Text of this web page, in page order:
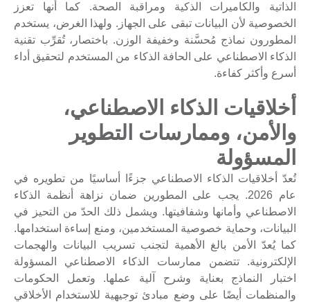
الذاتية والكاميرات الذكية ومراقبة الصحة. كما أنها تعزز
الخصوصية لأن البيانات تبقى على الجهاز. ولهذا الغرض، يستخدم
المطورون نماذج مُحسَّنة وخفيفة الوزن. باختصار، تُقرِّب تقنية
الذكاء الاصطناعي على الحافة الذكاء من المستخدم لتحقيق أداء
أسرع وأكثر كفاءة.
أخلاقيات الذكاء الاصطناعي،
والأمن، وممارسات التطوير
المسؤولة
تُعدّ أخلاقيات الذكاء الاصطناعي جزءًا أساسيًا من تطويره في
عام 2026. يجب على المطورين ضمان نزاهة أنظمة الذكاء
الاصطناعي وأمانها وشفافيتها. ويشمل ذلك الحدّ من التحيز في
البيانات، وحماية خصوصية المستخدمين، ومنع إساءة استخدامها.
كما يُعدّ الأمن بالغ الأهمية لتجنب تسريب البيانات والهجمات
الإلكترونية. تتضمن ممارسات الذكاء الاصطناعي المسؤولة
اختبار النماذج بعناية وشرح آلية عملها. وتعمل الحكومات
والمنظمات أيضًا على وضع مبادئ توجيهية للاستخدام الأخلاقي